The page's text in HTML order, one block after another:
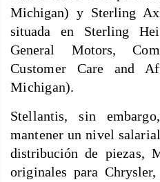
Michigan) y Sterling
situada en Sterling
General Motors,
CustomerCare and
Michigan).
Stellantis, sin
mantener un nivel salarial
distribución de piezas,
originales para